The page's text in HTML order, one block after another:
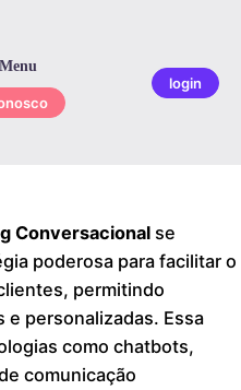
Menu
login
Conversacional se
poderosa para facilitar o
permitindo
e personalizadas. Essa
como chatbots,
comunicação